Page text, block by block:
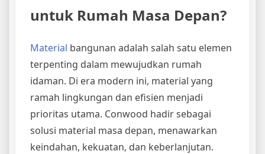
untuk Rumah Masa Depan?
Material bangunan adalah salah satu elemen
terpenting dalam mewujudkan rumah
idaman. Di era modern ini, material yang
ramah lingkungan dan efisien menjadi
prioritas utama. Conwood hadir sebagai
solusi material masa depan, menawarkan
keindahan, kekuatan, dan keberlanjutan.